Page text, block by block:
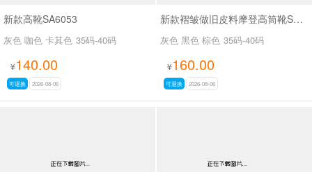
新款高靴SA6053
灰色 咖色 卡其色 35码-40码
¥140.00
可退换 2026-08-06
新款褶皱做旧皮料摩登高筒靴SA3061
灰色 黑色 棕色 35码-40码
¥160.00
可退换 2026-08-06